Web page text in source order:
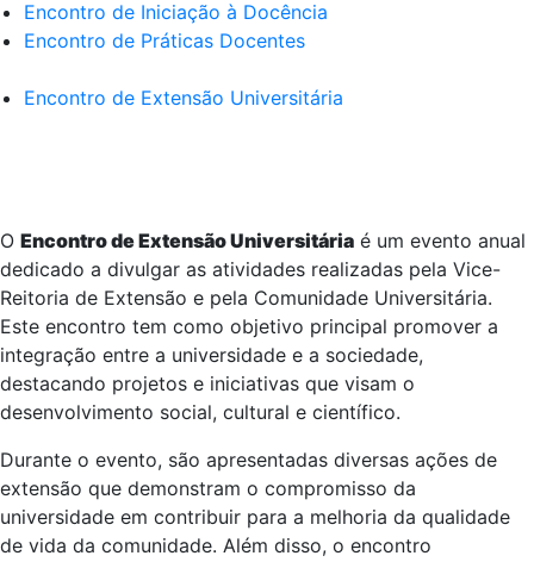
Encontro de Iniciação à Docência
Encontro de Práticas Docentes
Encontro de Extensão Universitária
O Encontro de Extensão Universitária é um evento anual
dedicado a divulgar as atividades realizadas pela Vice-
Reitoria de Extensão e pela Comunidade Universitária.
Este encontro tem como objetivo principal promover a
integração entre a universidade e a sociedade,
destacando projetos e iniciativas que visam o
desenvolvimento social, cultural e científico.
Durante o evento, são apresentadas diversas ações de
extensão que demonstram o compromisso da
universidade em contribuir para a melhoria da qualidade
de vida da comunidade. Além disso, o encontro